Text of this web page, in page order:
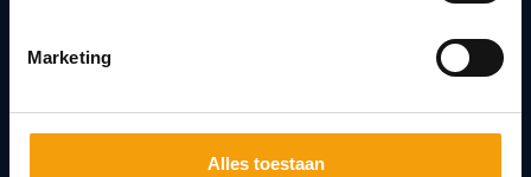
Marketing
Alles toestaan